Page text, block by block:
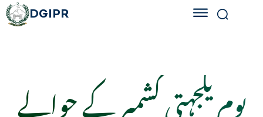
DGIPR
یوم یکجہتی کشمیر کے حوالے